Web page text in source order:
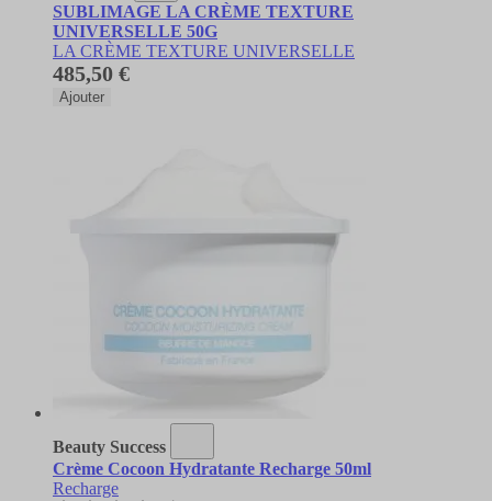
SUBLIMAGE LA CRÈME TEXTURE
UNIVERSELLE 50G
LA CRÈME TEXTURE UNIVERSELLE
485,50 €
Ajouter
Beauty Success
Crème Cocoon Hydratante Recharge 50ml
Recharge